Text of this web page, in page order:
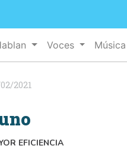
Voces
2021
EFICIENCIA